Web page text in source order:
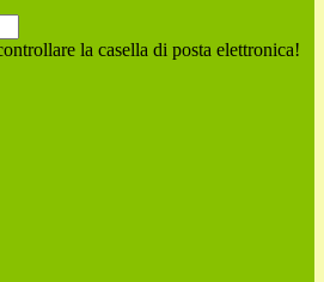
la casella di posta elettronica!